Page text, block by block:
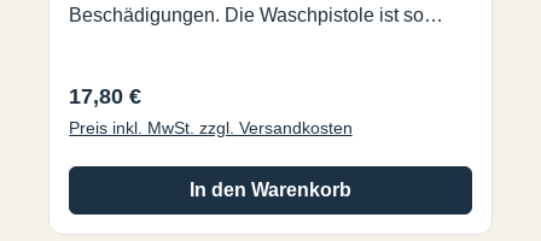
Beschädigungen. Die Waschpistole ist so
zurück spritzendem Wasser getroffen zu
werden. Eine echte Alternative zum
Regulärer Preis:
17,80 €
Preis inkl. MwSt. zzgl. Versandkosten
In den Warenkorb